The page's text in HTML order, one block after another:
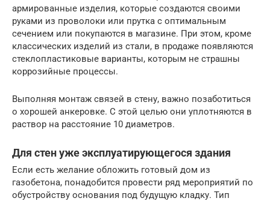
армированные изделия, которые создаются своими
руками из проволоки или прутка с оптимальным
сечением или покупаются в магазине. При этом, кроме
классических изделий из стали, в продаже появляются
стеклопластиковые варианты, которым не страшны
коррозийные процессы.
Выполняя монтаж связей в стену, важно позаботиться
о хорошей анкеровке. С этой целью они уплотняются в
раствор на расстояние 10 диаметров.
Для стен уже эксплуатирующегося здания
Если есть желание обложить готовый дом из
газобетона, понадобится провести ряд мероприятий по
обустройству основания под будущую кладку. Тип